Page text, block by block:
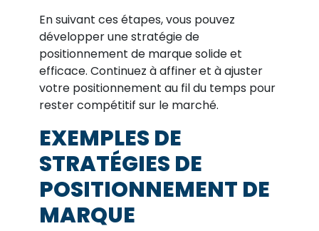
En suivant ces étapes, vous pouvez
développer une stratégie de
positionnement de marque solide et
efficace. Continuez à affiner et à ajuster
votre positionnement au fil du temps pour
rester compétitif sur le marché.
EXEMPLES DE
STRATÉGIES DE
POSITIONNEMENT DE
MARQUE